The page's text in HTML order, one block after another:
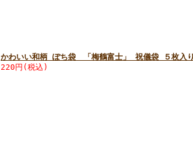
かわいい和柄 ぽち袋 「梅鶴富士」 祝儀袋 ５枚入
220円(税込)